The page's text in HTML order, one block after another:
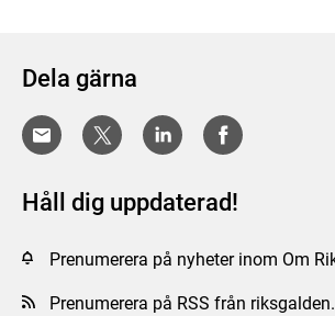
Dela gärna
Håll dig uppdaterad!
Prenumerera på nyheter inom Om
Prenumerera på RSS från